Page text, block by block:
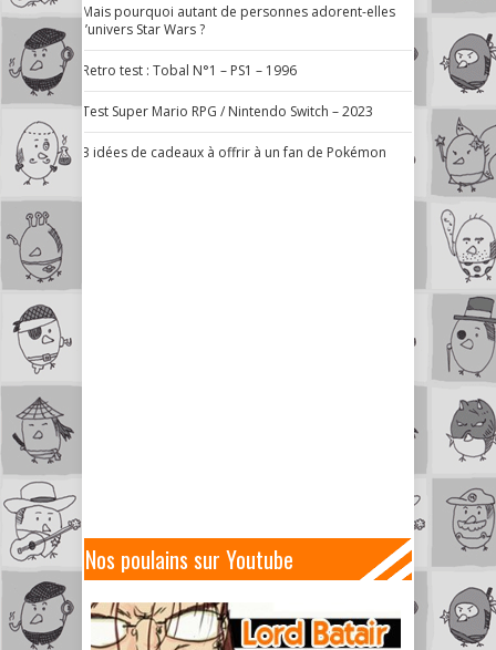
Mais pourquoi autant de personnes adorent-elles
l’univers Star Wars ?
Retro test : Tobal N°1 – PS1 – 1996
Test Super Mario RPG / Nintendo Switch – 2023
3 idées de cadeaux à offrir à un fan de Pokémon
Nos poulains sur Youtube